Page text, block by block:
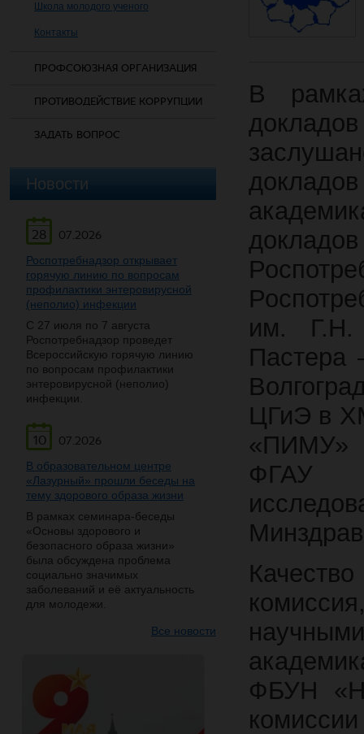
Школа молодого ученого
Контакты
ПРОФСОЮЗНАЯ ОРГАНИЗАЦИЯ
ПРОТИВОДЕЙСТВИЕ КОРРУПЦИИ
ЗАДАТЬ ВОПРОС
Новости
28
07.2026
Роспотребнадзор открывает
горячую линию по вопросам
профилактики энтеровирусной
(неполио) инфекции
С 27 июля по 7 августа
Роспотребнадзор проведет
Всероссийскую горячую линию
по вопросам профилактики
энтеровирусной (неполио)
инфекции.
10
07.2026
В образовательном центре
«Лазурный» прошли беседы на
тему здорового образа жизни
В рамках семинара-беседы
«Основы здорового и
безопасного образа жизни»
была обсуждена проблема
социально значимых
заболеваний и её актуальность
для молодежи.
Все новости
В
им. Г.Н.
ЦГиЭ в
«ПИМУ»
ФГАУ
ФБУН